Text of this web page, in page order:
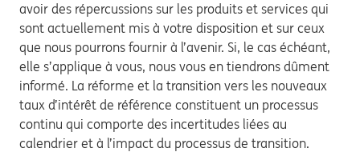
avoir des répercussions sur les produits et services qui
sont actuellement mis à votre disposition et sur ceux
que nous pourrons fournir à l’avenir. Si, le cas échéant,
elle s’applique à vous, nous vous en tiendrons dûment
informé. La réforme et la transition vers les nouveaux
taux d’intérêt de référence constituent un processus
continu qui comporte des incertitudes liées au
calendrier et à l’impact du processus de transition.